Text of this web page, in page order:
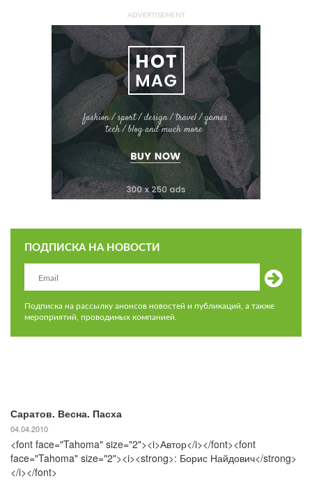
ADVERTISEMENT
ПОДПИСКА НА НОВОСТИ
Подписка на рассылку анонсов новостей и публикаций, а также
мероприятий, проводимых компанией.
Саратов. Весна. Пасха
04.04.2010
<font face="Tahoma" size="2"><i>Автор</i></font><font
face="Tahoma" size="2"><i><strong>: Борис Найдович</strong>
</i></font>